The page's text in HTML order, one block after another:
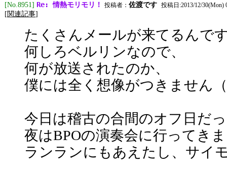
[No.8951] Re: 情熱モリモリ！ 投稿者： 佐渡です 投稿日:2013/12/30(Mon)
[関連記事]
たくさんメールが来てるんで
何しろベルリンなので、
何が放送されたのか、
僕には全く想像がつきません
今日は稽古の合間のオフ日だ
夜はBPOの演奏会に行ってき
ランランにもあえたし、サイ